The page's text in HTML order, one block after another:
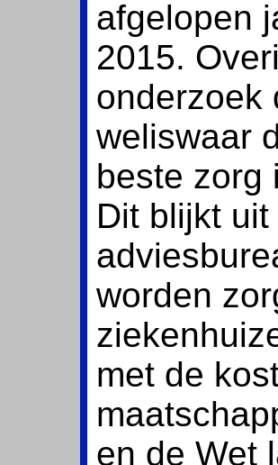
afgelopen
2015.
onderzoek
weliswaar
beste zorg
Dit blijkt
worden
met de
en de Wet